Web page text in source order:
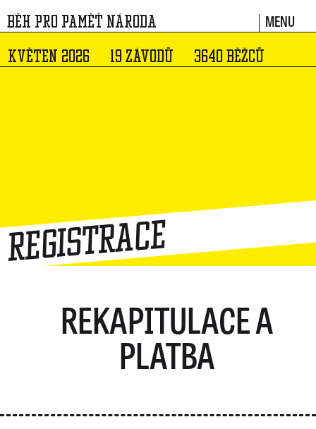
BĚH PRO PAMĚŤ NÁRODA MENU
KVĚTEN 2026 19 ZÁVODŮ 3640 BĚŽCŮ
Registrace
REKAPITULACE A
PLATBA